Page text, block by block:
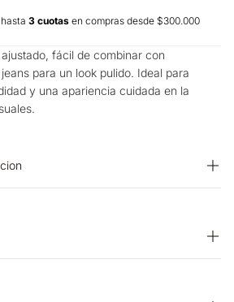
3 cuotas en compras desde $300.000
fácil de combinar con
para un look pulido. Ideal para
y una apariencia cuidada en la